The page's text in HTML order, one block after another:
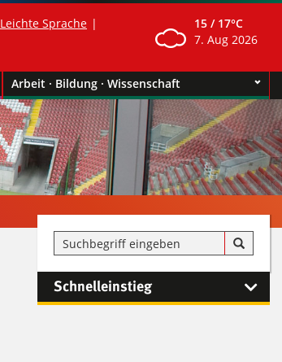
Leichte Sprache 15 / 17°C
7. Aug 2026
Arbeit · Bildung · Wissenschaft
Schnelleinstieg